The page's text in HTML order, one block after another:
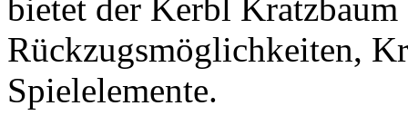
bietet der Kerbl
Rückzugsmöglichkeiten,
Spielelemente.